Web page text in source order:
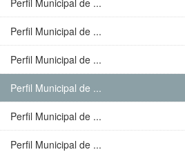
Perfil Municipal de ...
Perfil Municipal de ...
Perfil Municipal de ...
Perfil Municipal de ...
Perfil Municipal de ...
Perfil Municipal de ...